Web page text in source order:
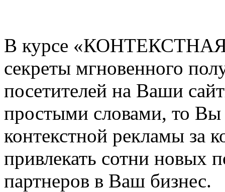
В курсе
секреты мгновенного
посетителей на Ваши
простыми словами, то
контекстной рекламы за
привлекать сотни новых
партнеров в Ваш бизнес.